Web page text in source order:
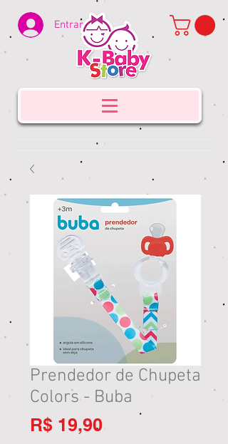
Entrar
Prendedor de Chupeta
Colors - Buba
R$ 19,90